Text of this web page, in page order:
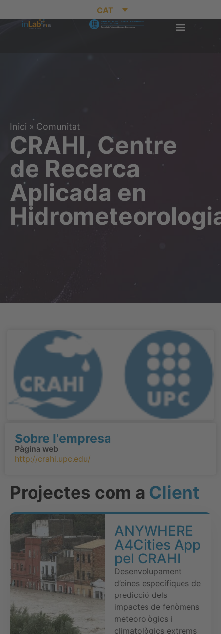
CAT
Inici » Comunitat
CRAHI, Centre
de Recerca
Aplicada en
Projectes com a Client
ANYWHERE
A4Cities App
pel CRAHI
Desenvolupament
d’eines específiques de
predicció dels
impactes de fenòmens
meteorològics i
climatològics extrems
Sobre l'empresa
Pàgina web
http://crahi.upc.edu/